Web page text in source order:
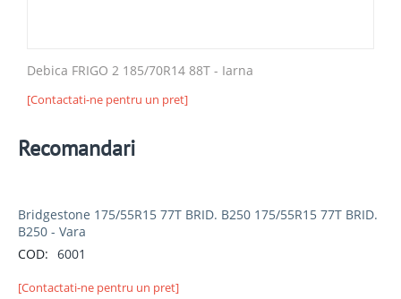
Debica FRIGO 2 185/70R14 88T - Iarna
[Contactati-ne pentru un pret]
Recomandari
Bridgestone 175/55R15 77T BRID. B250 175/55R15 77T BRID.
B250 - Vara
COD: 6001
[Contactati-ne pentru un pret]